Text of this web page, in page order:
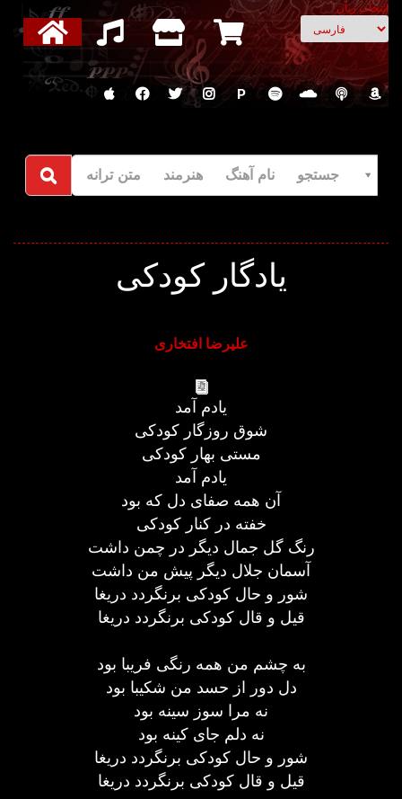
انتخاب زبان
P
جستجو نام آهنگ هنرمند متن ترانه
یادگار کودکی
علیرضا افتخاری
یادم آمد
شوق روزگار کودکی
مستی بهار کودکی
یادم آمد
آن همه صفای دل که بود
خفته در کنار کودکی
رنگ گل جمال دیگر در چمن داشت
آسمان جلال دیگر پیش من داشت
شور و حال کودکی برنگردد دریغا
قیل و قال کودکی برنگردد دریغا
به چشم من همه رنگی فریبا بود
دل دور از حسد من شکیبا بود
نه مرا سوز سینه بود
نه دلم جای کینه بود
شور و حال کودکی برنگردد دریغا
قیل و قال کودکی برنگردد دریغا